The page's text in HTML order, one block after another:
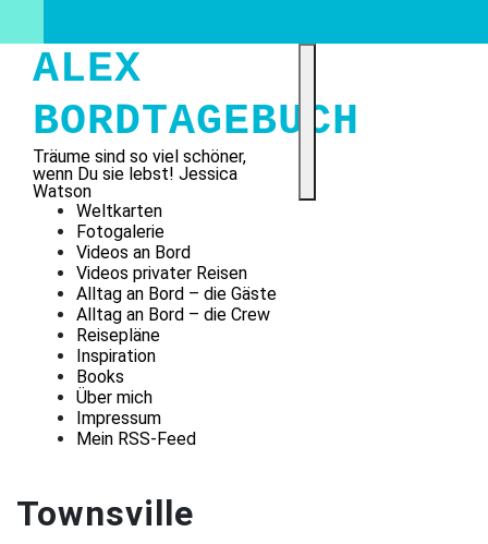
content
ALEX
BORDTAGEBUCH
Träume sind so viel schöner,
wenn Du sie lebst! Jessica
Watson
Weltkarten
Fotogalerie
Videos an Bord
Videos privater Reisen
Alltag an Bord – die Gäste
Alltag an Bord – die Crew
Reisepläne
Inspiration
Books
Über mich
Impressum
Mein RSS-Feed
Townsville